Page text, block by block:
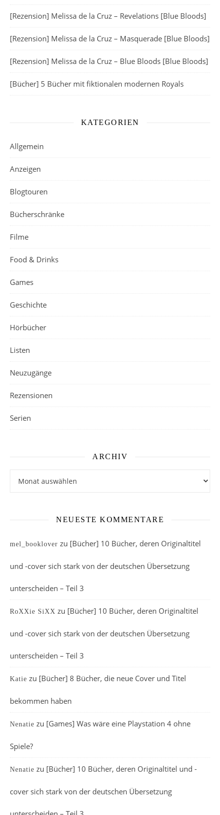
[Rezension] Melissa de la Cruz – Revelations [Blue Bloods]
[Rezension] Melissa de la Cruz – Masquerade [Blue Bloods]
[Rezension] Melissa de la Cruz – Blue Bloods [Blue Bloods]
[Bücher] 5 Bücher mit fiktionalen modernen Royals
KATEGORIEN
Allgemein
Anzeigen
Blogtouren
Bücherschränke
Filme
Food & Drinks
Games
Geschichte
Hörbücher
Listen
Neuzugänge
Rezensionen
Serien
ARCHIV
NEUESTE KOMMENTARE
mel_booklover zu [Bücher] 10 Bücher, deren Originaltitel
und -cover sich stark von der deutschen Übersetzung
unterscheiden – Teil 3
RoXXie SiXX zu [Bücher] 10 Bücher, deren Originaltitel
und -cover sich stark von der deutschen Übersetzung
unterscheiden – Teil 3
Katie zu [Bücher] 8 Bücher, die neue Cover und Titel
bekommen haben
Nenatie zu [Games] Was wäre eine Playstation 4 ohne
Spiele?
Nenatie zu [Bücher] 10 Bücher, deren Originaltitel und -
cover sich stark von der deutschen Übersetzung